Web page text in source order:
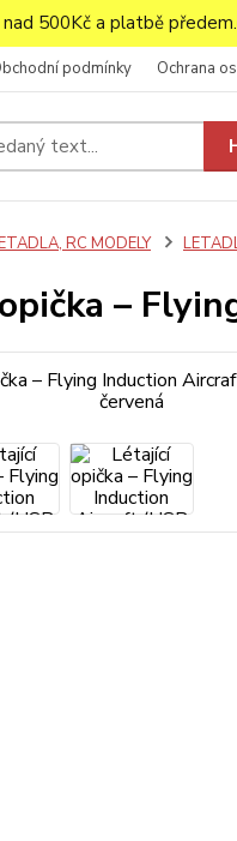
500Kč a platbě
podmínky Ochrana
RC MODELY
–